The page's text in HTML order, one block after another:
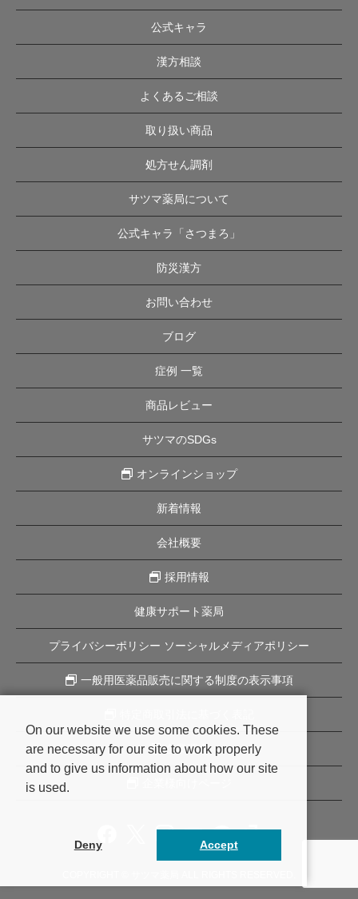
公式キャラ
漢方相談
よくあるご相談
取り扱い商品
処方せん調剤
サツマ薬局について
公式キャラ「さつまろ」
防災漢方
お問い合わせ
ブログ
症例 一覧
商品レビュー
サツマのSDGs
オンラインショップ
新着情報
会社概要
採用情報
健康サポート薬局
プライバシーポリシー ソーシャルメディアポリシー
一般用医薬品販売に関する制度の表示事項
企業理念
On our website we use some cookies. These
are necessary for our site to work properly
and to give us information about how our site
is used.
Deny Accept